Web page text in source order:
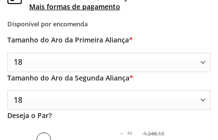
Mais formas de pagamento
Disponível por encomenda
*
Tamanho do Aro da Primeira Aliança
*
Tamanho do Aro da Segunda Aliança
Deseja o Par?
- R$ 1.248,13